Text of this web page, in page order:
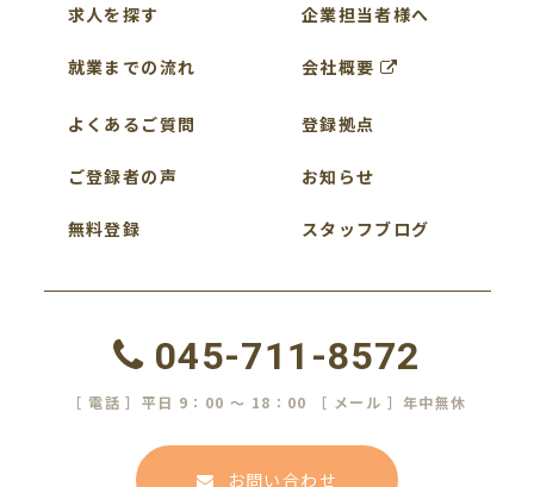
求人を探す
就業までの流れ
よくあるご質問
ご登録者の声
無料登録
企業担当者様へ
会社概要
登録拠点
お知らせ
スタッフブログ
045-711-8572
［ 電話 ］平日 9：00 ～ 18：00 ［ メール ］年中無休
お問い合わせ